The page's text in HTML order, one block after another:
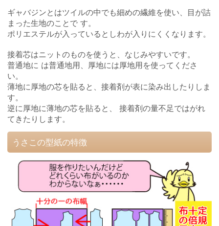
ギャバジンとはツイルの中でも細めの繊維を使い、目が詰
まった生地のことで す。
ポリエステルが入っているとしわが入りにくくなります。
接着芯はニットのものを使うと、なじみやすいです。
普通地に は普通地用、厚地には厚地用を使ってくださ
い。
薄地に厚地の芯を貼ると、接着剤が表に染み出したりしま
す。
逆に厚地に薄地の芯を貼ると、 接着剤の量不足ではがれ
てきたりします。
うさこの型紙の特徴